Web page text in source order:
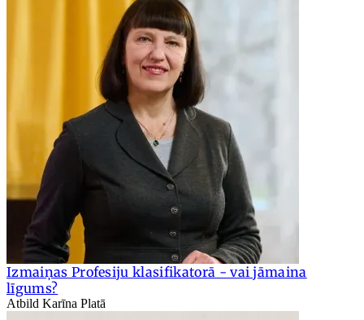
Izmaiņas Profesiju klasifikatorā - vai jāmaina
līgums?
Atbild Karīna Platā